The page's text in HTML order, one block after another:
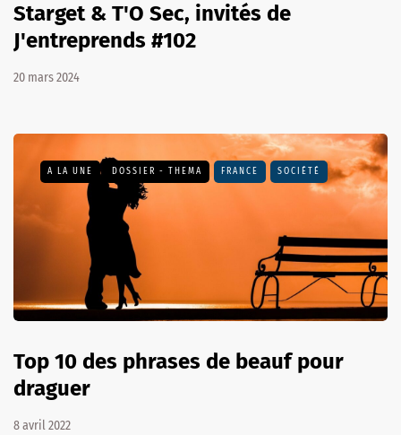
Starget & T'O Sec, invités de
J'entreprends #102
20 mars 2024
A LA UNE DOSSIER - THEMA FRANCE SOCIÉTÉ
Top 10 des phrases de beauf pour
draguer
8 avril 2022